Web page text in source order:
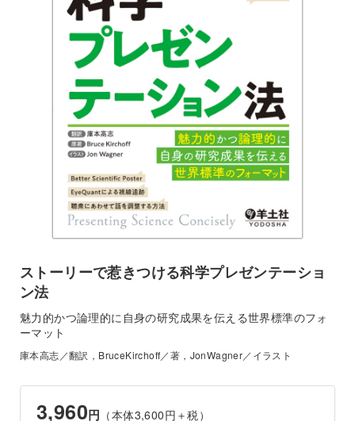
ストーリーで惹きつける科学プレゼンテーショ
ン法
魅力的かつ論理的に自身の研究成果を伝える世界標準のフォ
ーマット
庫本高志／翻訳，BruceKirchoff／著，JonWagner／イラスト
3,960円 （本体3,600円＋税）